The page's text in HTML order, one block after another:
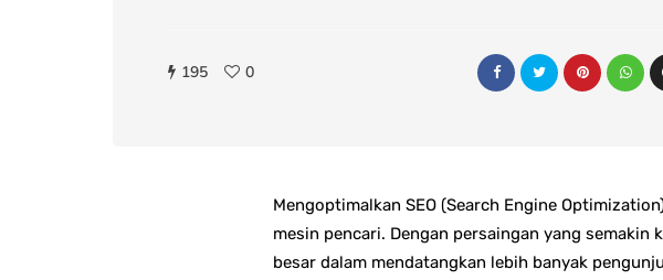
195 0
Mengoptimalkan SEO (Search Engine
mesin pencari. Dengan persaingan yang
besar dalam mendatangkan lebih banyak